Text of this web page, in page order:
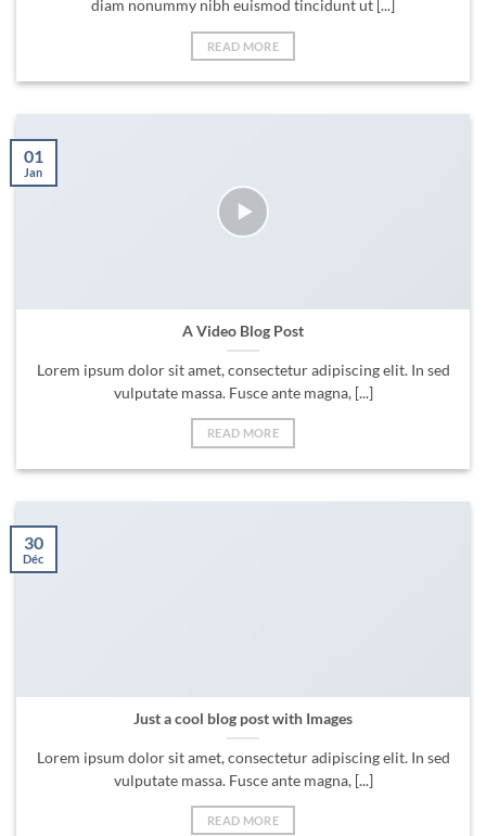
diam nonummy nibh euismod tincidunt ut [...]
READ MORE
A Video Blog Post
Lorem ipsum dolor sit amet, consectetur adipiscing elit. In sed
vulputate massa. Fusce ante magna, [...]
READ MORE
01
Jan
Just a cool blog post with Images
Lorem ipsum dolor sit amet, consectetur adipiscing elit. In sed
vulputate massa. Fusce ante magna, [...]
READ MORE
30
Déc